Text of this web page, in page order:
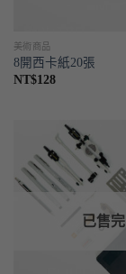
美術商品
8開西卡紙20張
NT$128
已售完